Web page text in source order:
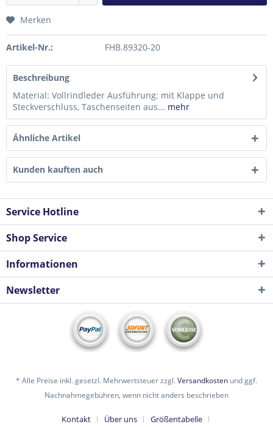
Merken
Artikel-Nr.: FHB.89320-20
Beschreibung
Material: Vollrindleder Ausführung: mit Klappe und
Steckverschluss, Taschenseiten aus... mehr
Ähnliche Artikel
Kunden kauften auch
Service Hotline
Shop Service
Informationen
Newsletter
* Alle Preise inkl. gesetzl. Mehrwertsteuer zzgl.Versandkosten und ggf.
Nachnahmegebühren, wenn nicht anders beschrieben
Kontakt Über uns Größentabelle